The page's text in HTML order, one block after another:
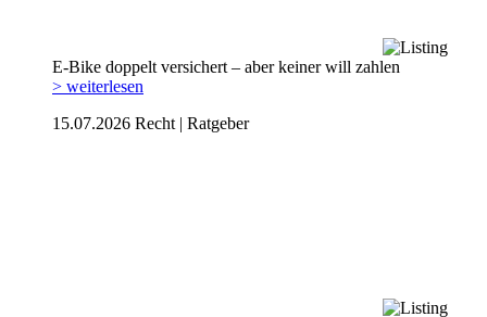
E-Bike doppelt versichert – aber keiner will zahlen
> weiterlesen
15.07.2026 Recht | Ratgeber